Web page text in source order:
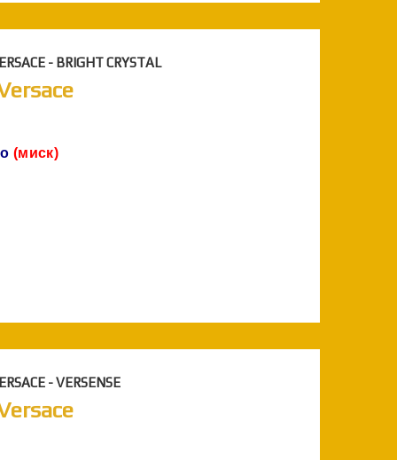
- BRIGHT CRYSTAL
(миск)
- VERSENSE